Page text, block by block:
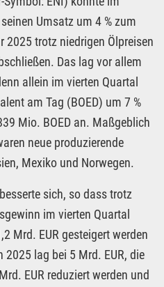
Umsatz um 4 % zum
2025 trotz niedrigen Ölpreisen
Das lag vor allem
allein im vierten Quartal
am Tag (BOED) um 7 %
Mio. BOED an. Maßgeblich
neue produzierende
Mexiko und Norwegen.
sich, so dass trotz
im vierten Quartal
Mrd. EUR gesteigert werden
2025 lag bei 5 Mrd. EUR, die
EUR reduziert werden und